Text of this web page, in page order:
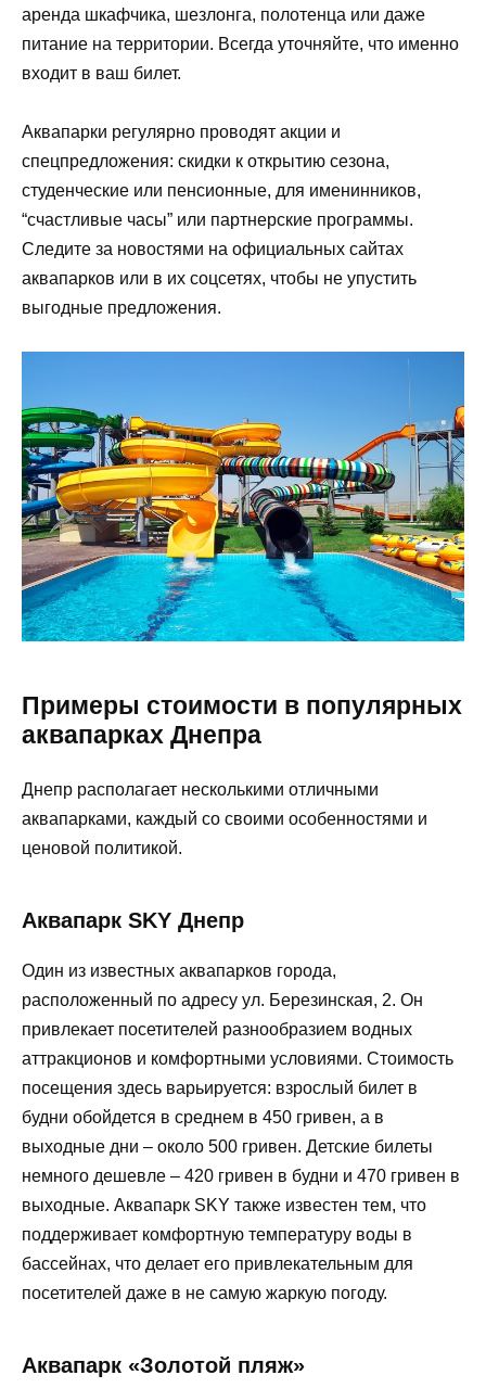
аренда шкафчика, шезлонга, полотенца или даже
питание на территории. Всегда уточняйте, что именно
входит в ваш билет.
Аквапарки регулярно проводят акции и
спецпредложения: скидки к открытию сезона,
студенческие или пенсионные, для именинников,
“счастливые часы” или партнерские программы.
Следите за новостями на официальных сайтах
аквапарков или в их соцсетях, чтобы не упустить
выгодные предложения.
Примеры стоимости в популярных
аквапарках Днепра
Днепр располагает несколькими отличными
аквапарками, каждый со своими особенностями и
ценовой политикой.
Аквапарк SKY Днепр
Один из известных аквапарков города,
расположенный по адресу ул. Березинская, 2. Он
привлекает посетителей разнообразием водных
аттракционов и комфортными условиями. Стоимость
посещения здесь варьируется: взрослый билет в
будни обойдется в среднем в 450 гривен, а в
выходные дни – около 500 гривен. Детские билеты
немного дешевле – 420 гривен в будни и 470 гривен в
выходные. Аквапарк SKY также известен тем, что
поддерживает комфортную температуру воды в
бассейнах, что делает его привлекательным для
посетителей даже в не самую жаркую погоду.
Аквапарк «Золотой пляж»